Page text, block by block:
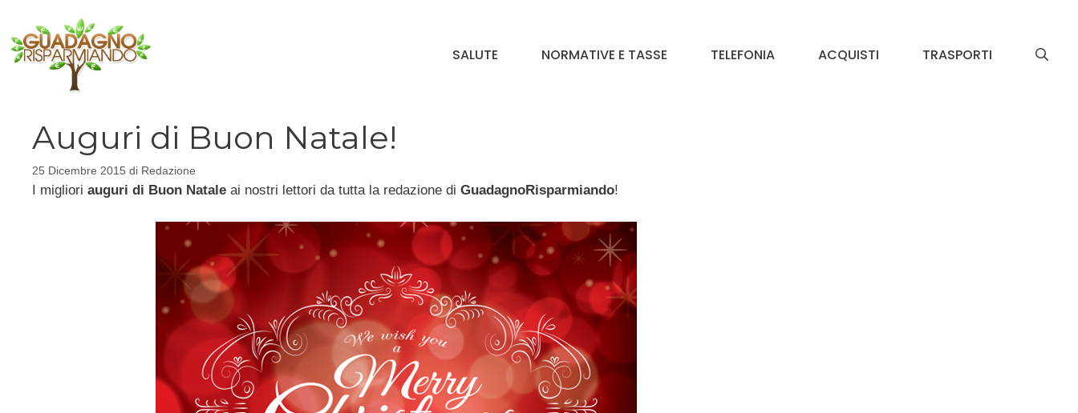
contenuto
SALUTE NORMATIVE E TASSE TELEFONIA ACQUISTI TRASPORTI
Auguri di Buon Natale!
25 Dicembre 2015 di Redazione
I migliori auguri di Buon Natale ai nostri lettori da tutta la redazione di GuadagnoRisparmiando!